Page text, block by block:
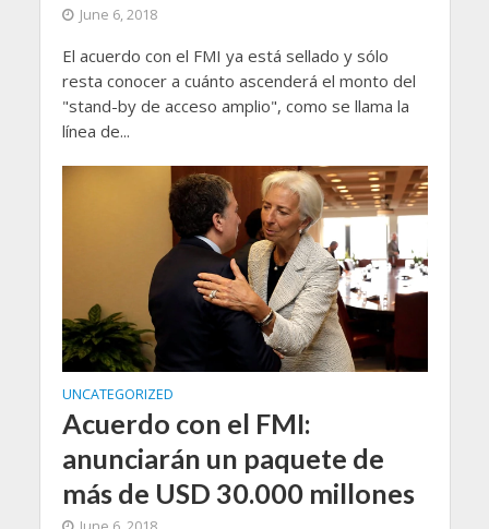
June 6, 2018
El acuerdo con el FMI ya está sellado y sólo
resta conocer a cuánto ascenderá el monto del
"stand-by de acceso amplio", como se llama la
línea de...
UNCATEGORIZED
Acuerdo con el FMI:
anunciarán un paquete de
más de USD 30.000 millones